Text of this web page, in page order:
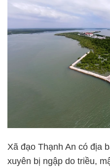
Xã đạo Thạnh An có địa
xuyên bị ngập do triều,